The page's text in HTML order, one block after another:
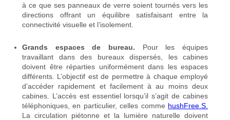
à ce que ses panneaux de verre soient tournés vers les
directions offrant un équilibre satisfaisant entre la
connectivité visuelle et l’isolement.
Grands espaces de bureau. Pour les équipes
travaillant dans des bureaux dispersés, les cabines
doivent être réparties uniformément dans les espaces
différents. L’objectif est de permettre à chaque employé
d’accéder rapidement et facilement à au moins deux
cabines. L’accès est essentiel lorsqu’il s’agit de cabines
téléphoniques, en particulier, celles comme hushFree.S.
La circulation piétonne et la lumière naturelle doivent